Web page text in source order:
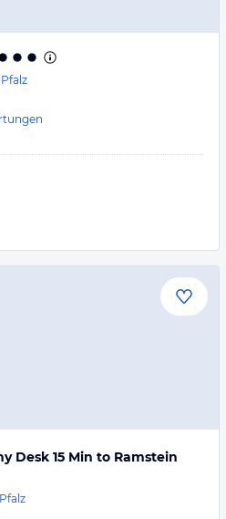
Desk 15 Min to Ramstein